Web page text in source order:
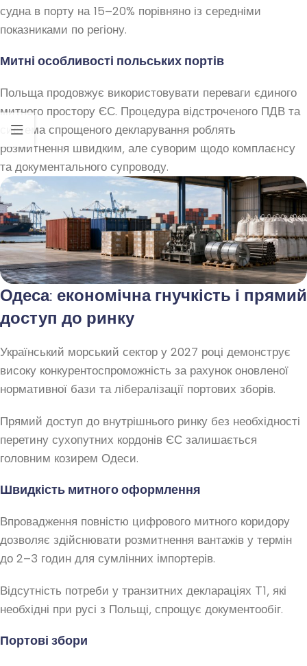
судна в порту на 15–20% порівняно із середніми
показниками по регіону.
Митні особливості польських портів
Польща продовжує використовувати переваги єдиного
митного простору ЄС. Процедура відстроченого ПДВ та
система спрощеного декларування роблять
розмитнення швидким, але суворим щодо комплаєнсу
та документального супроводу.
Одеса: економічна гнучкість і прямий
доступ до ринку
Український морський сектор у 2027 році демонструє
високу конкурентоспроможність за рахунок оновленої
нормативної бази та лібералізації портових зборів.
Прямий доступ до внутрішнього ринку без необхідності
перетину сухопутних кордонів ЄС залишається
головним козирем Одеси.
Швидкість митного оформлення
Впровадження повністю цифрового митного коридору
дозволяє здійснювати розмитнення вантажів у термін
до 2–3 годин для сумлінних імпортерів.
Відсутність потреби у транзитних деклараціях T1, які
необхідні при русі з Польщі, спрощує документообіг.
Портові збори